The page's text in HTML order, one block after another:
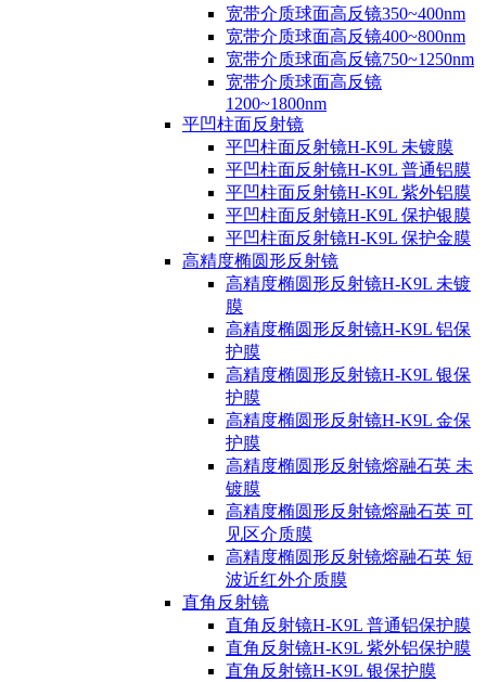
宽带介质球面高反镜350~400nm
宽带介质球面高反镜400~800nm
宽带介质球面高反镜750~1250nm
宽带介质球面高反镜
1200~1800nm
平凹柱面反射镜
平凹柱面反射镜H-K9L 未镀膜
平凹柱面反射镜H-K9L 普通铝膜
平凹柱面反射镜H-K9L 紫外铝膜
平凹柱面反射镜H-K9L 保护银膜
平凹柱面反射镜H-K9L 保护金膜
高精度椭圆形反射镜
高精度椭圆形反射镜H-K9L 未镀
膜
高精度椭圆形反射镜H-K9L 铝保
护膜
高精度椭圆形反射镜H-K9L 银保
护膜
高精度椭圆形反射镜H-K9L 金保
护膜
高精度椭圆形反射镜熔融石英 未
镀膜
高精度椭圆形反射镜熔融石英 可
见区介质膜
高精度椭圆形反射镜熔融石英 短
波近红外介质膜
直角反射镜
直角反射镜H-K9L 普通铝保护膜
直角反射镜H-K9L 紫外铝保护膜
直角反射镜H-K9L 银保护膜